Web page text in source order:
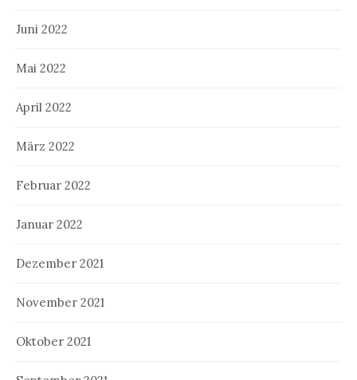
Juni 2022
Mai 2022
April 2022
März 2022
Februar 2022
Januar 2022
Dezember 2021
November 2021
Oktober 2021